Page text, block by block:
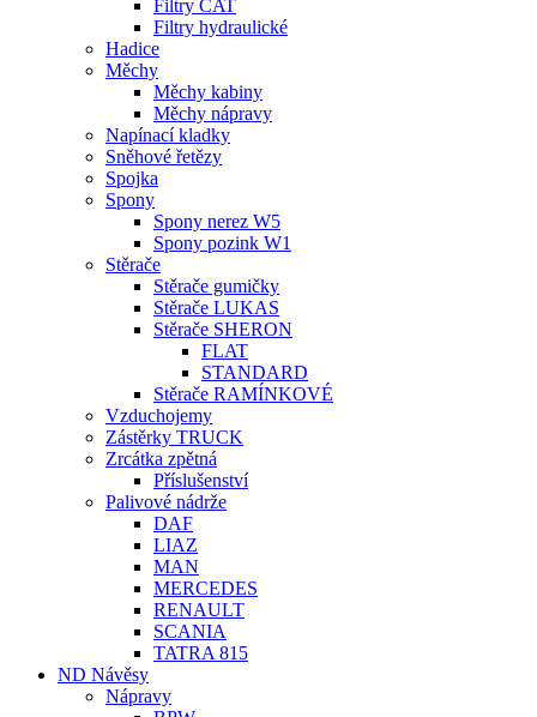
Filtry CAT
Filtry hydraulické
Hadice
Měchy
Měchy kabiny
Měchy nápravy
Napínací kladky
Sněhové řetězy
Spojka
Spony
Spony nerez W5
Spony pozink W1
Stěrače
Stěrače gumičky
Stěrače LUKAS
Stěrače SHERON
FLAT
STANDARD
Stěrače RAMÍNKOVÉ
Vzduchojemy
Zástěrky TRUCK
Zrcátka zpětná
Příslušenství
Palivové nádrže
DAF
LIAZ
MAN
MERCEDES
RENAULT
SCANIA
TATRA 815
ND Návěsy
Nápravy